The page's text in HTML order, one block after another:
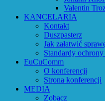
Valentin
KANCELARIA
Kontakt
Duszpasterz
Jak załatwić
Standardy ochrony
EuCuComm
O konferencji
Strona konferencji
MEDIA
Zobacz